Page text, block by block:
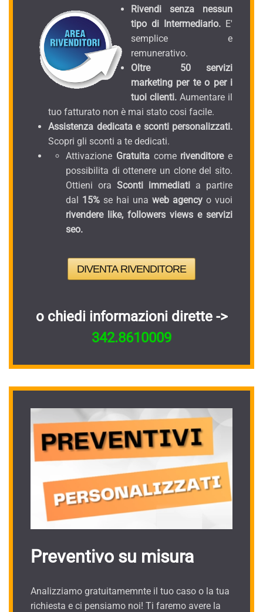
Rivendi senza nessun
tipo di Intermediario. E'
semplice e
remunerativo.
Oltre 50 servizi
marketing per te o per i
tuoi clienti. Aumentare il
tuo fatturato non è mai stato cosi facile.
Assistenza dedicata e sconti personalizzati.
Scopri gli sconti a te dedicati.
Attivazione Gratuitacomerivenditoree
possibilita di ottenere un clone del sito.
Ottieni ora Sconti immediati a partire
dal 15% se hai una web agency o vuoi
rivendere like, followers views e servizi
seo.
DIVENTA RIVENDITORE
o chiedi informazioni dirette ->
342.8610009
Preventivo su misura
Analizziamo gratuitamemnte il tuo caso o la tua
richiesta e ci pensiamo noi! Ti faremo avere la